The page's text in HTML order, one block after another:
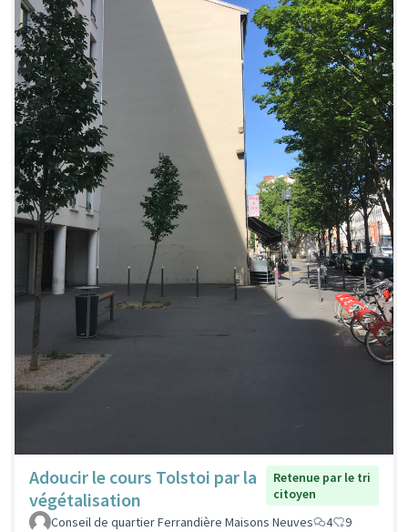
Adoucir le cours Tolstoi par la
végétalisation
Retenue par le tri
citoyen
Conseil de quartier Ferrandière Maisons Neuves
4 9